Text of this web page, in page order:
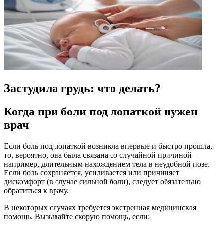
Застудила грудь: что делать?
Когда при боли под лопаткой нужен
врач
Если боль под лопаткой возникла впервые и быстро прошла,
то, вероятно, она была связана со случайной причиной –
например, длительным нахождением тела в неудобной позе.
Если боль сохраняется, усиливается или причиняет
дискомфорт (в случае сильной боли), следует обязательно
обратиться к врачу.
В некоторых случаях требуется экстренная медицинская
помощь. Вызывайте скорую помощь, если: